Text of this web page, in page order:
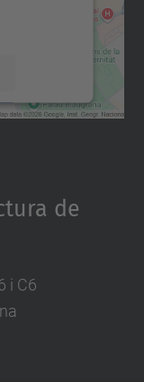
de
i C6